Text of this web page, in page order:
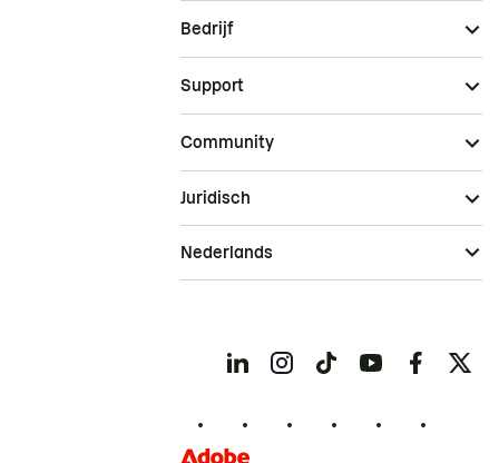
Bedrijf
Support
Community
Juridisch
Nederlands